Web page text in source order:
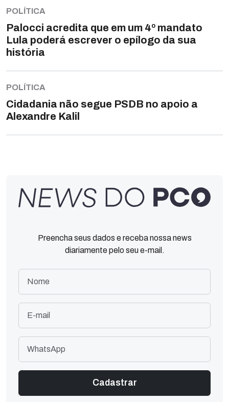
POLÍTICA
Palocci acredita que em um 4º mandato
Lula poderá escrever o epílogo da sua
história
POLÍTICA
Cidadania não segue PSDB no apoio a
Alexandre Kalil
Preencha seus dados e receba nossa news
diariamente pelo seu e-mail.